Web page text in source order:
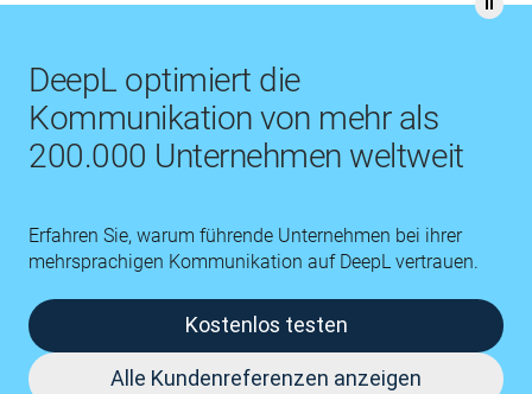
DeepL optimiert die
Kommunikation von mehr als
200.000 Unternehmen weltweit
Erfahren Sie, warum führende Unternehmen bei ihrer
mehrsprachigen Kommunikation auf DeepL vertrauen.
Kostenlos testen
Alle Kundenreferenzen anzeigen